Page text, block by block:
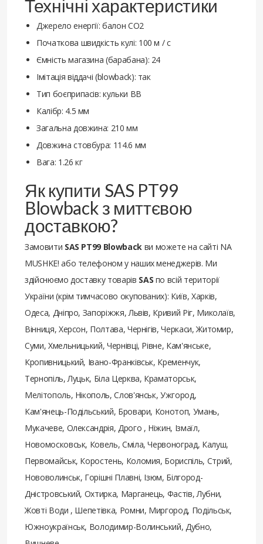
Технічні характеристики
Джерело енергії: балон СО2
Початкова швидкість кулі: 100 м / с
Ємність магазина (барабана): 24
Імітація віддачі (blowback): так
Тип боєприпасів: кульки ВВ
Калібр: 4.5 мм
Загальна довжина: 210 мм
Довжина стовбура: 114.6 мм
Вага: 1.26 кг
Як купити SAS PT99
Blowback з миттєвою
доставкою?
Замовити SAS PT99 Blowbackви можете на сайті NA
MUSHKE! або телефоном у наших менеджерів. Ми
здійснюємо доставку товарів SAS по всій території
України (крім тимчасово окупованих): Київ, Харків,
Одеса, Дніпро, Запоріжжя, Львів, Кривий Ріг, Миколаїв,
Вінниця, Херсон, Полтава, Чернігів, Черкаси, Житомир,
Суми, Хмельницький, Чернівці, Рівне, Кам'янське,
Кропивницький, Івано-Франківськ, Кременчук,
Тернопіль, Луцьк, Біла Церква, Краматорськ,
Мелітополь, Нікополь, Слов'янськ, Ужгород,
Кам'янець-Подільський, Бровари, Конотоп, Умань,
Мукачеве, Олександрія, Дрого , Ніжин, Ізмаїл,
Новомосковськ, Ковель, Сміла, Червоноград, Калуш,
Первомайськ, Коростень, Коломия, Бориспіль, Стрий,
Нововолинськ, Горішні Плавні, Ізюм, Білгород-
Дністровський, Охтирка, Марганець, Фастів, Лубни,
Жовті Води , Шепетівка, Ромни, Миргород, Подільськ,
Южноукраїнськ, Володимир-Волинський, Дубно,